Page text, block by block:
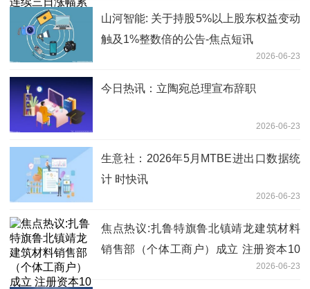
山河智能: 关于持股5%以上股东权益变动
触及1%整数倍的公告-焦点短讯
2026-06-23
今日热讯：立陶宛总理宣布辞职
2026-06-23
生意社：2026年5月MTBE进出口数据统
计 时快讯
2026-06-23
焦点热议:扎鲁特旗鲁北镇靖龙建筑材料
销售部（个体工商户）成立 注册资本10
2026-06-23